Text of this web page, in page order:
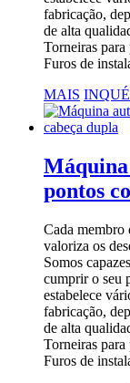
fabricação,
de alta
Torneiras
Furos de
MAIS
pontos
Cada membro
valoriza os
Somos
cumprir o seu
estabelece
fabricação,
de alta
Torneiras
Furos de